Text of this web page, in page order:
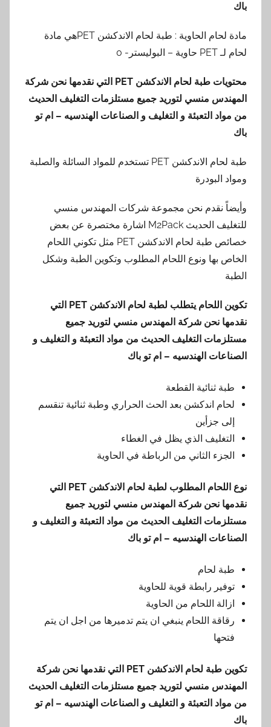
باك
مادة لحام الحاوية : طبة لحام الاندكشن PETهي مادة
لحام لـ PET حاوية – البوليستر- 0
محتويات طبة لحام الاندكشن PET التي نقدمها نحن شركة
المهندس منسي لتوريد جميع مستلزمات التغليف الحديث
من مواد التعبئة و التغليف و الصناعات الهندسيه – ام تو
باك
طبة لحام الاندكشن PET تستخدم للمواد السائلة والصلبة
ومواد البودرة
وأيضاً نقدم نحن مجموعة شركات المهندس منسي
للتغليف الحديث M2Pack اشارة مختصرة عن بعض
خصائص طبة لحام الاندكشن PET مثل تكوني اللحام
الخاص بها ونوع اللحام المطلوب وتكوين الطبة وشكل
الطبة
تكوين اللحام يتطلب لطبة لحام الاندكشن PET التي
نقدمها نحن شركة المهندس منسي لتوريد جميع
مستلزمات التغليف الحديث من مواد التعبئة و التغليف و
الصناعات الهندسيه – ام تو باك
طبة ثنائية القطعة
لحام اندكشن بعد الحث الحراري وطبة ثنائية تنقسم
إلى جزأين
التغليف الذي يظل في الغطاء
الجزء الثاني من الرباطة في الحاوية
نوع اللحام المطلوب لطبة لحام الاندكشن PET التي
نقدمها نحن شركة المهندس منسي لتوريد جميع
مستلزمات التغليف الحديث من مواد التعبئة و التغليف و
الصناعات الهندسيه – ام تو باك
طبة لحام
توفير رابطة قوية للحاوية
ازالة اللحام من الحاوية
رقاقة اللحام ينبغي ان يتم تدميرها من اجل ان يتم
فتحها
تكوين طبة لحام الاندكشن PET التي نقدمها نحن شركة
المهندس منسي لتوريد جميع مستلزمات التغليف الحديث
من مواد التعبئة و التغليف و الصناعات الهندسيه – ام تو
باك